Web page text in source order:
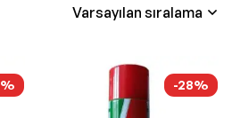
Varsayılan sıralama
-28%